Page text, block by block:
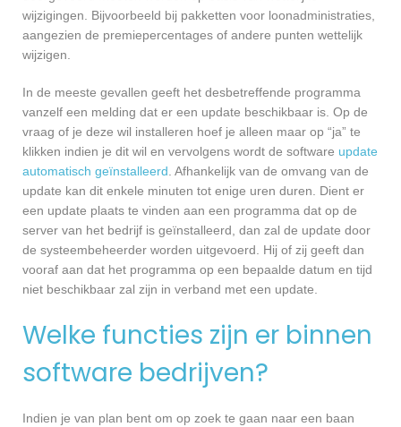
wijzigingen. Bijvoorbeeld bij pakketten voor loonadministraties,
aangezien de premiepercentages of andere punten wettelijk
wijzigen.
In de meeste gevallen geeft het desbetreffende programma
vanzelf een melding dat er een update beschikbaar is. Op de
vraag of je deze wil installeren hoef je alleen maar op “ja” te
klikken indien je dit wil en vervolgens wordt de software update
automatisch geïnstalleerd . Afhankelijk van de omvang van de
update kan dit enkele minuten tot enige uren duren. Dient er
een update plaats te vinden aan een programma dat op de
server van het bedrijf is geïnstalleerd, dan zal de update door
de systeembeheerder worden uitgevoerd. Hij of zij geeft dan
vooraf aan dat het programma op een bepaalde datum en tijd
niet beschikbaar zal zijn in verband met een update.
Welke functies zijn er binnen
software bedrijven?
Indien je van plan bent om op zoek te gaan naar een baan